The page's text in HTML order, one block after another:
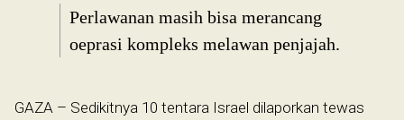
Perlawanan masih bisa merancang
oeprasi kompleks melawan penjajah.
GAZA – Sedikitnya 10 tentara Israel dilaporkan tewas